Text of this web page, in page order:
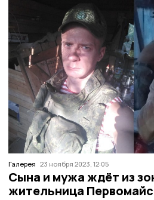
Галерея 23 ноября 2023, 12:05
Сына и мужа ждёт из
жительница